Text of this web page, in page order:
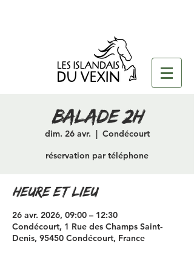
Balade 2H
dim. 26 avr.
  |
Condécourt
réservation par téléphone
Heure et lieu
26 avr. 2026, 09:00 – 12:30
Condécourt, 1 Rue des Champs Saint-
Denis, 95450 Condécourt, France